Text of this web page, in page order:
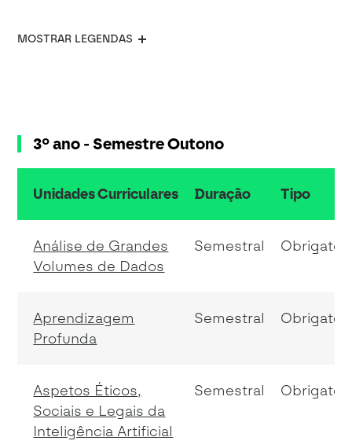
MOSTRAR LEGENDAS
3º ano - Semestre Outono
resumo do conteudo da tabela
Unidades Curriculares Duração Tipo
Análise de Grandes
Volumes de Dados
Semestral
Aprendizagem
Profunda
Semestral
Aspetos Éticos,
Sociais e Legais da
Inteligência Artificial
Semestral